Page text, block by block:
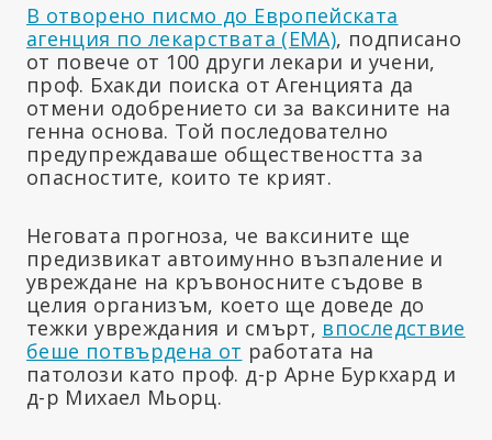
В отворено писмо до Европейската
агенция по лекарствата (ЕМА), подписано
от повече от 100 други лекари и учени,
проф. Бхакди поиска от Агенцията да
отмени одобрението си за ваксините на
генна основа. Той последователно
предупреждаваше обществеността за
опасностите, които те крият.
Неговата прогноза, че ваксините ще
предизвикат автоимунно възпаление и
увреждане на кръвоносните съдове в
целия организъм, което ще доведе до
тежки увреждания и смърт, впоследствие
беше потвърдена от работата на
патолози като проф. д-р Арне Буркхард и
д-р Михаел Мьорц.